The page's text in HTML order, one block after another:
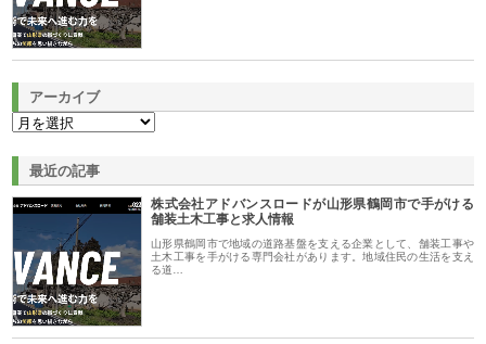
アーカイブ
最近の記事
株式会社アドバンスロードが山形県鶴岡市で手がける
舗装土木工事と求人情報
山形県鶴岡市で地域の道路基盤を支える企業として、舗装工事や
土木工事を手がける専門会社があります。地域住民の生活を支え
る道…